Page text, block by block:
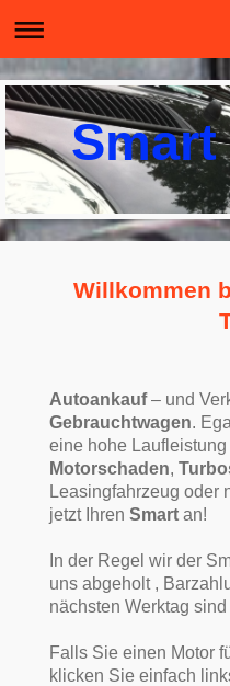
Willkommen
Autoankauf– und
Gebrauchtwagen.
eine hohe
Motorschaden,
Leasingfahrzeug oder
jetzt Ihren Smart an!
In der Regel wir der
uns abgeholt ,
nächsten Werktag
Falls Sie einen Motor
klicken Sie einfach